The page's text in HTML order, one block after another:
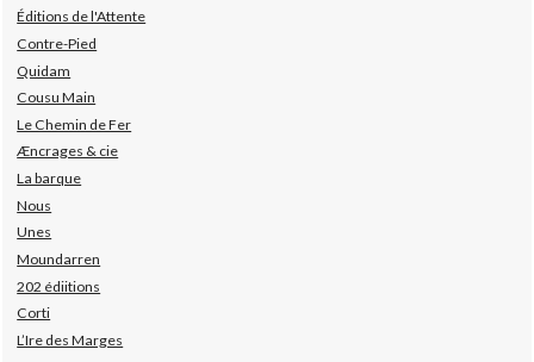
Éditions de l'Attente
Contre-Pied
Quidam
Cousu Main
Le Chemin de Fer
Æncrages & cie
La barque
Nous
Unes
Moundarren
202 édiitions
Corti
L’Ire des Marges